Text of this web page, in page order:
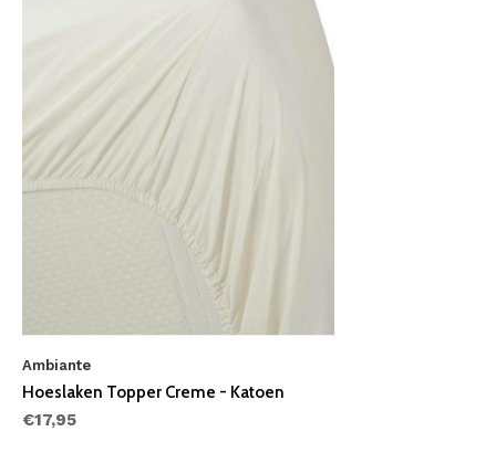
Ambiante
Hoeslaken Topper Creme - Katoen
€17,95